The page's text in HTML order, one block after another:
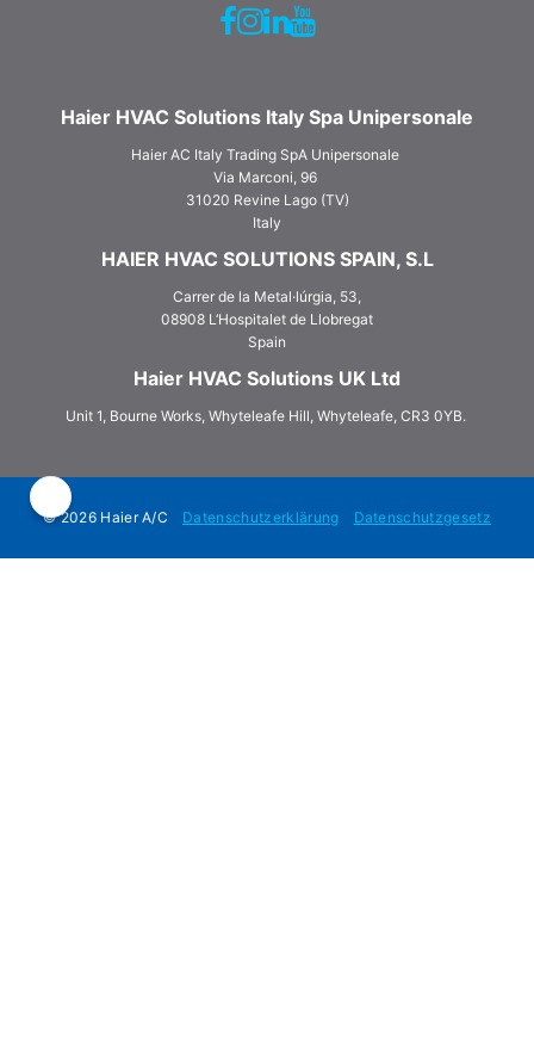
Haier HVAC Solutions Italy Spa Unipersonale
Haier AC Italy Trading SpA Unipersonale
Via Marconi, 96
31020 Revine Lago (TV)
Italy
HAIER HVAC SOLUTIONS SPAIN, S.L
Carrer de la Metal·lúrgia, 53,
08908 L‘Hospitalet de Llobregat
Spain
Haier HVAC Solutions UK Ltd
Unit 1, Bourne Works, Whyteleafe Hill, Whyteleafe, CR3 0YB.
© 2026 Haier A/C Datenschutzerklärung Datenschutzgesetz